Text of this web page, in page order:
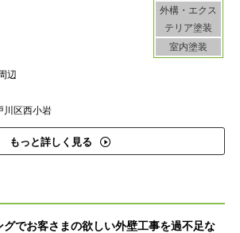
外構・エクス
テリア塗装
室内塗装
辺
川区西小岩
もっと詳しく見る
グでお客さまの欲しい外壁工事を過不足な